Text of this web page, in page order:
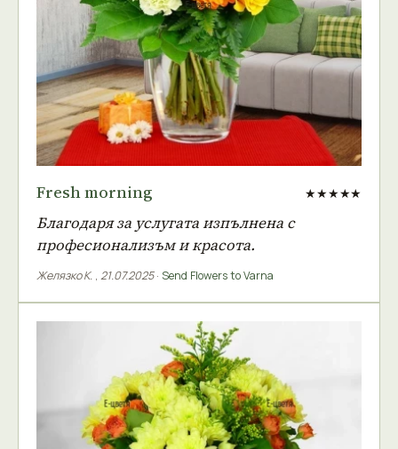
Fresh morning ★★★★★
Благодаря за услугата изпълнена с
професионализъм и красота.
Желязко К. , 21.07.2025· Send Flowers to Varna